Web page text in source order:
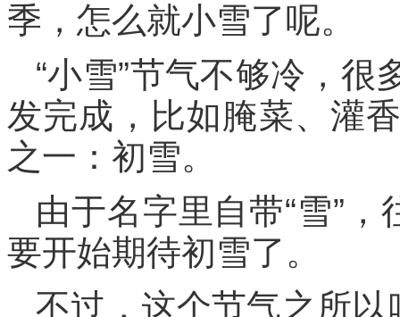
季，怎么就小雪了呢。
“小雪”节气不够冷，
发完成，比如腌菜、灌
之一：初雪。
由于名字里自带“雪”
要开始期待初雪了。
不过，这个节气之所以